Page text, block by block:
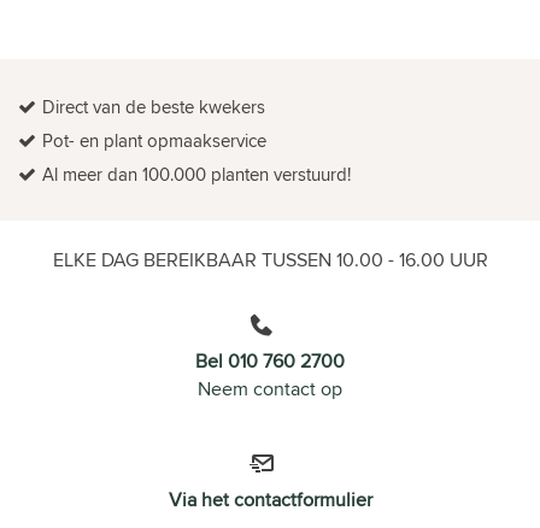
Direct van de beste kwekers
Pot- en plant opmaakservice
Al meer dan 100.000 planten verstuurd!
ELKE DAG BEREIKBAAR TUSSEN 10.00 - 16.00 UUR
Bel 010 760 2700
Neem contact op
Via het contactformulier